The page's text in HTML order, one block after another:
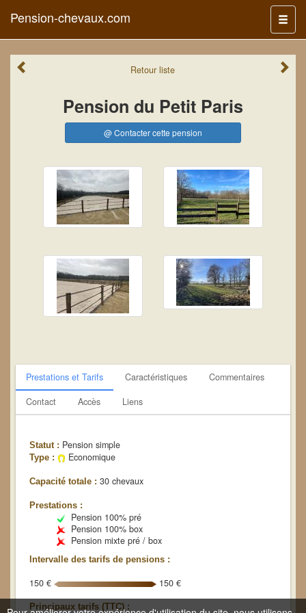
Menu
Pension-chevaux.com
Retourliste
Pension du Petit Paris
@ Contacter cette pension
Prestations et Tarifs Caractéristiques
Commentaires
Contact
Accès Liens
Statut : Pension simple
Type : Economique
Capacité totale : 30 chevaux
Prestations :
Pension 100% pré
Pension 100% box
Pension mixte pré / box
Intervalle des tarifs de pensions :
150 € 150 €
Principaux tarifs (TTC) :